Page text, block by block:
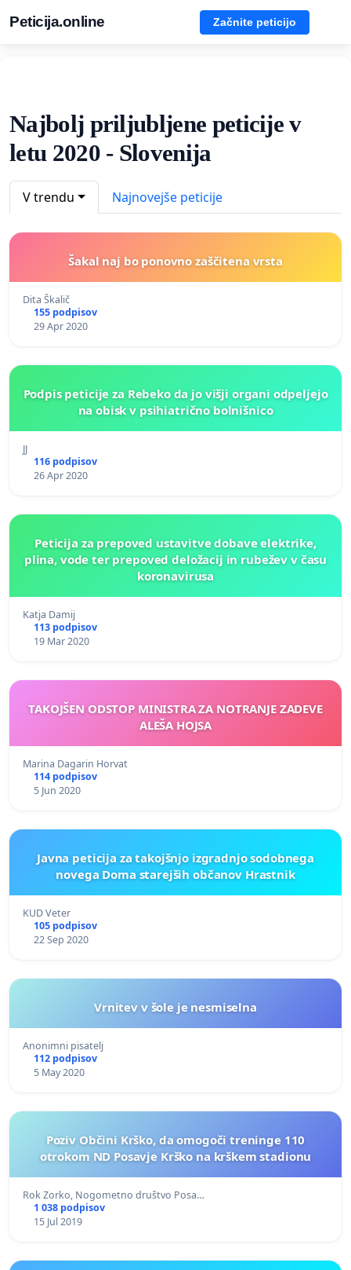
Peticija.online Začnite peticijo
Najbolj priljubljene peticije v
letu 2020 - Slovenija
V trendu Najnovejše peticije
Šakal naj bo ponovno zaščitena vrsta
Dita Škalič
155 podpisov
29 Apr 2020
Podpis peticije za Rebeko da jo višji organi odpeljejo
na obisk v psihiatrično bolnišnico
JJ
116 podpisov
26 Apr 2020
Peticija za prepoved ustavitve dobave elektrike,
plina, vode ter prepoved deložacij in rubežev v času
koronavirusa
Katja Damij
113 podpisov
19 Mar 2020
TAKOJŠEN ODSTOP MINISTRA ZA NOTRANJE ZADEVE
ALEŠA HOJSA
Marina Dagarin Horvat
114 podpisov
5 Jun 2020
Javna peticija za takojšnjo izgradnjo sodobnega
novega Doma starejših občanov Hrastnik
KUD Veter
105 podpisov
22 Sep 2020
Vrnitev v šole je nesmiselna
Anonimni pisatelj
112 podpisov
5 May 2020
Poziv Občini Krško, da omogoči treninge 110
otrokom ND Posavje Krško na krškem stadionu
Rok Zorko, Nogometno društvo Posa…
1 038 podpisov
15 Jul 2019